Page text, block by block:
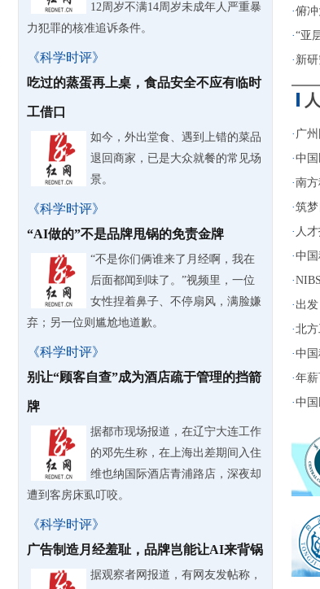
12周岁不满14周岁未成年人严重暴
力犯罪的核准追诉条件。
《科学时评》
吃过的蒸蛋再上桌，食品安全不应有临时
工借口
如今，外出堂食、遇到上错的菜品
退回商家，已是大众就餐的常见场
景。
《科学时评》
“AI做的”不是品牌甩锅的免责金牌
“不是你们俩谁来了月经啊，我在
后面都闻到味了。”视频里，一位
女性捏着鼻子、不停扇风，满脸嫌
弃；另一位则尴尬地道歉。
《科学时评》
别让“顾客自查”成为酒店疏于管理的挡箭
牌
据都市现场报道，在辽宁大连工作
的邓先生称，在上海出差期间入住
维也纳国际酒店青浦路店，深夜却
遭到客房床虱叮咬。
《科学时评》
广告制造月经羞耻，品牌岂能让AI来背锅
据观察者网报道，有网友发帖称，
·俯
·“亚
· 新
· 广
·中
·南
·筑
· 人
·中
·
· 出
·北
·中
·年
·中